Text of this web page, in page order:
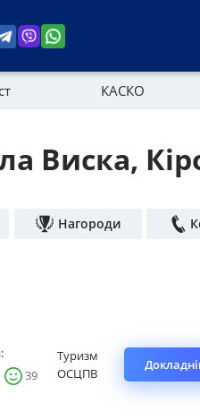
КАСКО
Виска,
Нагороди
39
Туризм
ОСЦПВ